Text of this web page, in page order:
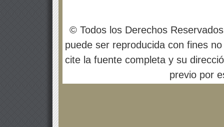
© Todos los Derechos
puede ser reproducida con fines
cite la fuente completa y su
previo por